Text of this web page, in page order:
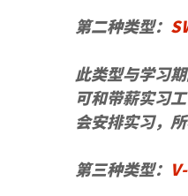
第二种类型：
此类型与学习
可和带薪实习
会安排实习，
第三种类型：